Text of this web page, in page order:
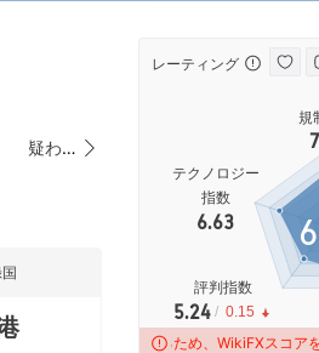
疑わしい事業範囲 香港マー
レーティング
規
テクノロジー
指数
6.63
評判指数
5.24 / 0.15
解決の苦情が多すぎるため、WikiFXスコアを下